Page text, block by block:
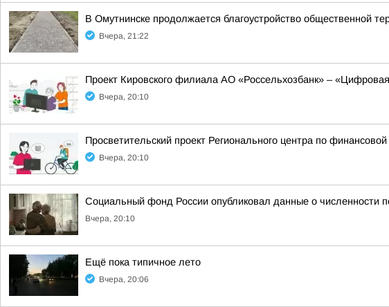
В Омутнинске продолжается благоустройство общественной
Вчера, 21:22
Проект Кировского филиала АО «Россельхозбанк» –
Вчера, 20:10
Просветительский проект Регионального центра по
Вчера, 20:10
Социальный фонд России опубликовал данные о численности
Вчера, 20:10
Ещё пока типичное лето
Вчера, 20:06